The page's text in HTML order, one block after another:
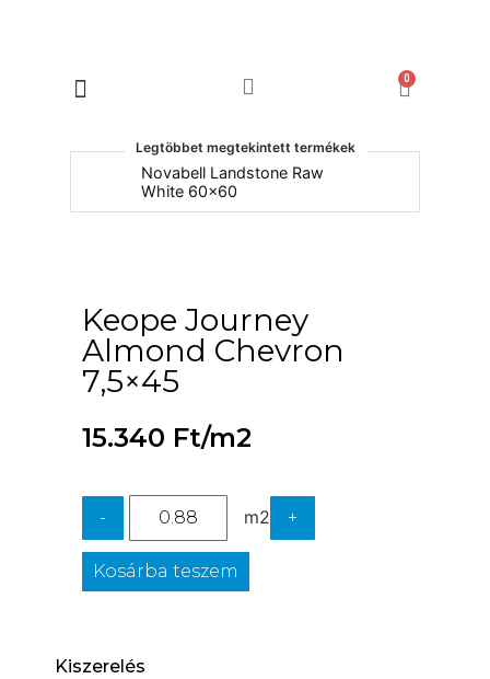
0
Legtöbbet megtekintett termékek
Novabell Landstone Raw
White 60x60
Keope Journey
Almond Chevron
7,5×45
15.340 Ft/m2
- m2 +
Kosárba teszem
Kiszerelés